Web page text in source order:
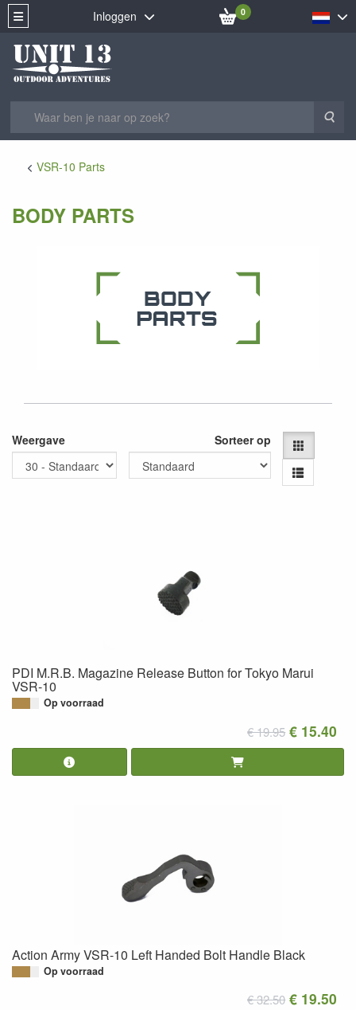
Inloggen 0
VSR-10 Parts
BODY PARTS
Weergave Sorteer op
PDI M.R.B. Magazine Release Button for Tokyo Marui
VSR-10
Op voorraad
€ 19.95 € 15.40
Action Army VSR-10 Left Handed Bolt Handle Black
Op voorraad
€ 32.50 € 19.50